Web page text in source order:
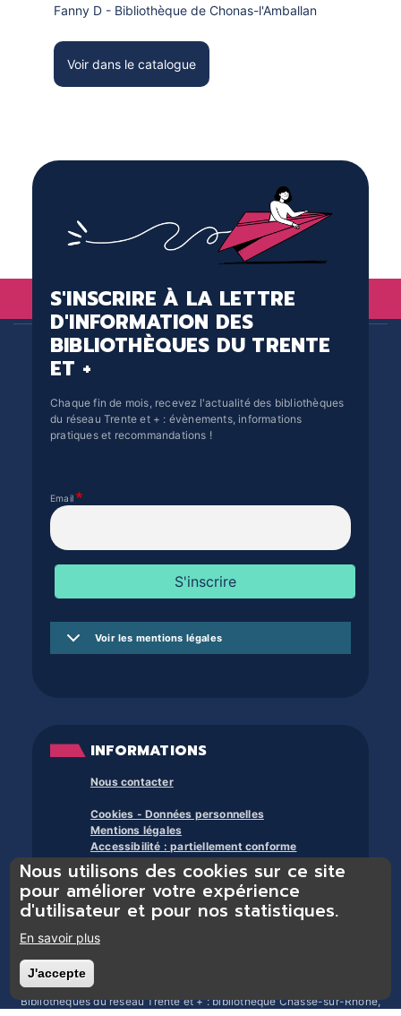
Fanny D - Bibliothèque de Chonas-l'Amballan
Voir dans le catalogue
S'INSCRIRE À LA LETTRE
D'INFORMATION DES
BIBLIOTHÈQUES DU TRENTE
ET +
Chaque fin de mois, recevez l'actualité des bibliothèques
du réseau Trente et + : évènements, informations
pratiques et recommandations !
Email
Voir les mentions légales
INFORMATIONS
Nous contacter
Cookies - Données personnelles
Mentions légales
Accessibilité : partiellement conforme
À propos des bibliothèques du trente et +
Bibliothèques du réseau Trente et + : bibliothèque Chasse-sur-Rhône,
Nous utilisons des cookies sur ce site
pour améliorer votre expérience
d'utilisateur et pour nos statistiques.
En savoir plus
J'accepte